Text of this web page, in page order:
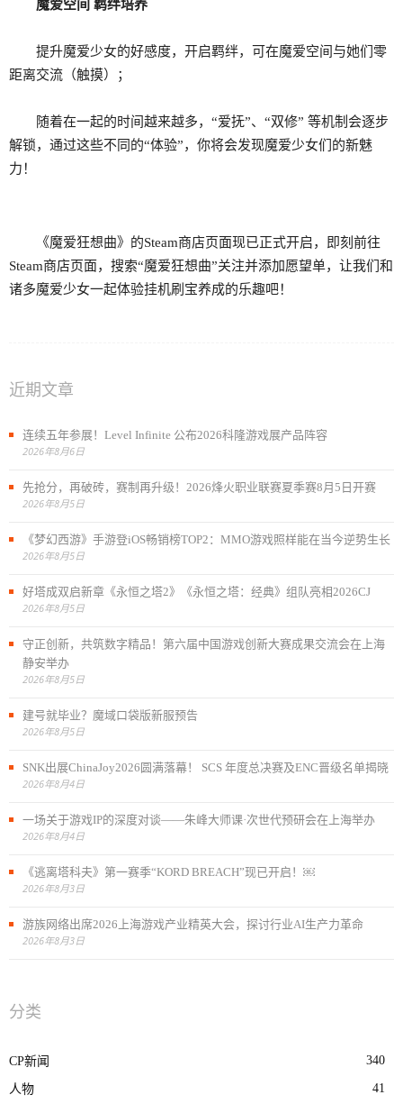
魔爱空间 羁绊培养
提升魔爱少女的好感度，开启羁绊，可在魔爱空间与她们零
距离交流（触摸）；
随着在一起的时间越来越多，“爱抚”、“双修” 等机制会逐步
解锁，通过这些不同的“体验”，你将会发现魔爱少女们的新魅
力！
《魔爱狂想曲》的Steam商店页面现已正式开启，即刻前往
Steam商店页面，搜索“魔爱狂想曲”关注并添加愿望单，让我们和
诸多魔爱少女一起体验挂机刷宝养成的乐趣吧！
近期文章
连续五年参展！Level Infinite 公布2026科隆游戏展产品阵容
2026年8月6日
先抢分，再破砖，赛制再升级！2026烽火职业联赛夏季赛8月5日开赛
2026年8月5日
《梦幻西游》手游登iOS畅销榜TOP2：MMO游戏照样能在当今逆势生长
2026年8月5日
好塔成双启新章《永恒之塔2》《永恒之塔：经典》组队亮相2026CJ
2026年8月5日
守正创新，共筑数字精品！第六届中国游戏创新大赛成果交流会在上海
静安举办
2026年8月5日
建号就毕业？魔域口袋版新服预告
2026年8月5日
SNK出展ChinaJoy2026圆满落幕！ SCS 年度总决赛及ENC晋级名单揭晓
2026年8月4日
一场关于游戏IP的深度对谈——朱峰大师课·次世代预研会在上海举办
2026年8月4日
《逃离塔科夫》第一赛季“KORD BREACH”现已开启！￼
2026年8月3日
游族网络出席2026上海游戏产业精英大会，探讨行业AI生产力革命
2026年8月3日
分类
CP新闻 340
人物 41